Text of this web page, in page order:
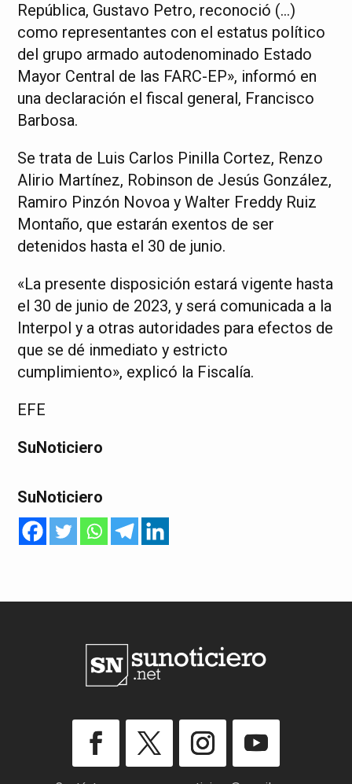
República, Gustavo Petro, reconoció (…)
como representantes con el estatus político
del grupo armado autodenominado Estado
Mayor Central de las FARC-EP», informó en
una declaración el fiscal general, Francisco
Barbosa.
Se trata de Luis Carlos Pinilla Cortez, Renzo
Alirio Martínez, Robinson de Jesús González,
Ramiro Pinzón Novoa y Walter Freddy Ruiz
Montaño, que estarán exentos de ser
detenidos hasta el 30 de junio.
«La presente disposición estará vigente hasta
el 30 de junio de 2023, y será comunicada a la
Interpol y a otras autoridades para efectos de
que se dé inmediato y estricto
cumplimiento», explicó la Fiscalía.
EFE
SuNoticiero
SuNoticiero